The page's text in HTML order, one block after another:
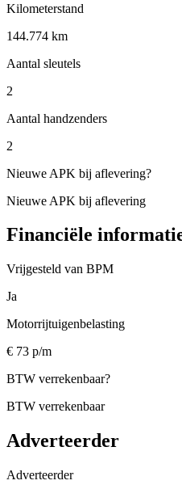
Kilometerstand
144.774 km
Aantal sleutels
2
Aantal handzenders
2
Nieuwe APK bij aflevering?
Nieuwe APK bij aflevering
Financiële
Vrijgesteld van BPM
Ja
Motorrijtuigenbelasting
€ 73 p/m
BTW verrekenbaar?
BTW verrekenbaar
Adverteerder
Adverteerder